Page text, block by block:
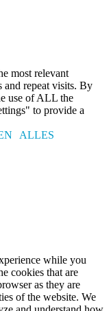
most relevant
and repeat visits. By
use of ALL the
to provide a
ALLES
while you
cookies that are
as they are
of the website. We